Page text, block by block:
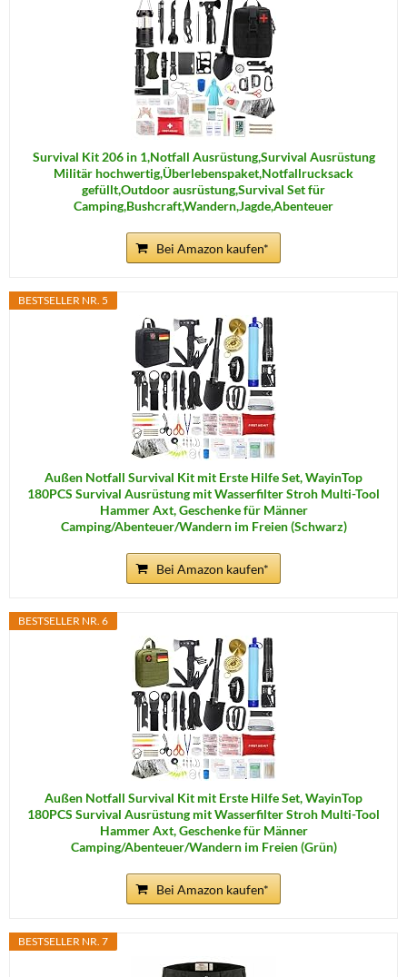
Survival Kit 206 in 1,Notfall Ausrüstung,Survival Ausrüstung
Militär hochwertig,Überlebenspaket,Notfallrucksack
gefüllt,Outdoor ausrüstung,Survival Set für
Camping,Bushcraft,Wandern,Jagde,Abenteuer
Bei Amazon kaufen*
BESTSELLER NR. 5
Außen Notfall Survival Kit mit Erste Hilfe Set, WayinTop
180PCS Survival Ausrüstung mit Wasserfilter Stroh Multi-Tool
Hammer Axt, Geschenke für Männer
Camping/Abenteuer/Wandern im Freien (Schwarz)
Bei Amazon kaufen*
BESTSELLER NR. 6
Außen Notfall Survival Kit mit Erste Hilfe Set, WayinTop
180PCS Survival Ausrüstung mit Wasserfilter Stroh Multi-Tool
Hammer Axt, Geschenke für Männer
Camping/Abenteuer/Wandern im Freien (Grün)
Bei Amazon kaufen*
BESTSELLER NR. 7